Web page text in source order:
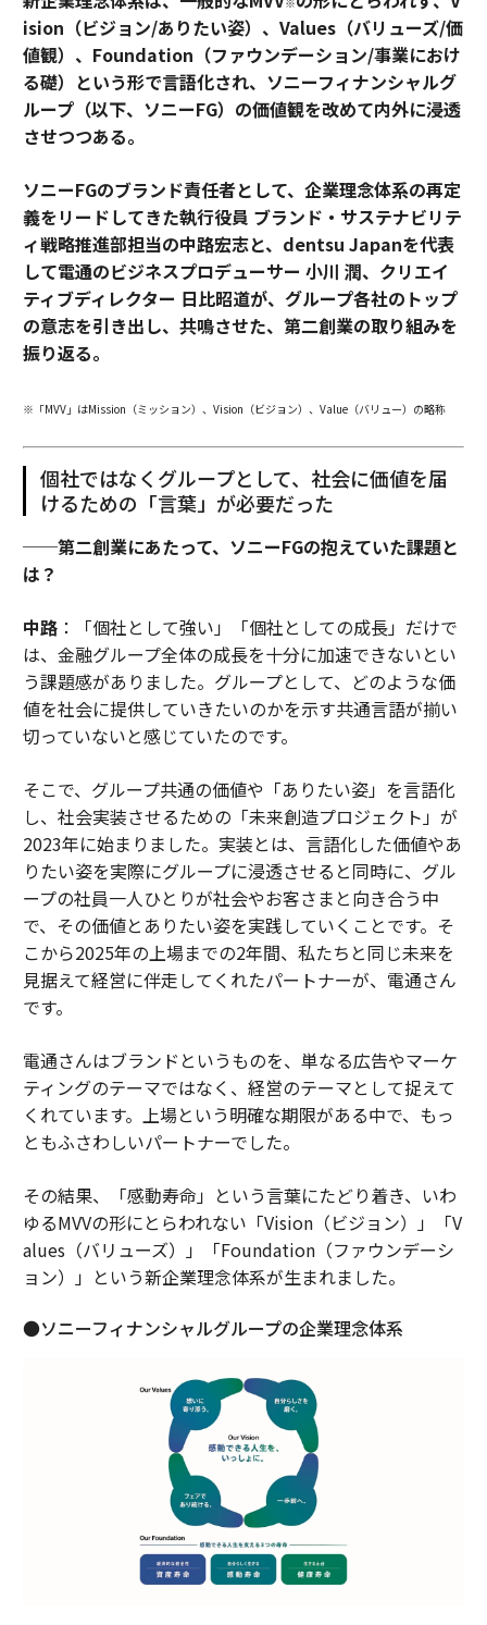
ision（ビジョン/ありたい姿）、Values（バリューズ/価
値観）、Foundation（ファウンデーション/事業におけ
る礎）という形で言語化され、ソニーフィナンシャルグ
ループ（以下、ソニーFG）の価値観を改めて内外に浸透
させつつある。
ソニーFGのブランド責任者として、企業理念体系の再定
義をリードしてきた執行役員 ブランド・サステナビリテ
ィ戦略推進部担当の中路宏志と、dentsu Japanを代表
して電通のビジネスプロデューサー 小川 潤、クリエイ
ティブディレクター 日比昭道が、グループ各社のトップ
の意志を引き出し、共鳴させた、第二創業の取り組みを
振り返る。
※「MVV」はMission（ミッション）、Vision（ビジョン）、Value（バリュー）の略称
個社ではなくグループとして、社会に価値を届
けるための「言葉」が必要だった
──第二創業にあたって、ソニーFGの抱えていた課題と
は？
中路：「個社として強い」「個社としての成長」だけで
は、金融グループ全体の成長を十分に加速できないとい
う課題感がありました。グループとして、どのような価
値を社会に提供していきたいのかを示す共通言語が揃い
切っていないと感じていたのです。
そこで、グループ共通の価値や「ありたい姿」を言語化
し、社会実装させるための「未来創造プロジェクト」が
2023年に始まりました。実装とは、言語化した価値やあ
りたい姿を実際にグループに浸透させると同時に、グル
ープの社員一人ひとりが社会やお客さまと向き合う中
で、その価値とありたい姿を実践していくことです。そ
こから2025年の上場までの2年間、私たちと同じ未来を
見据えて経営に伴走してくれたパートナーが、電通さん
です。
電通さんはブランドというものを、単なる広告やマーケ
ティングのテーマではなく、経営のテーマとして捉えて
くれています。上場という明確な期限がある中で、もっ
ともふさわしいパートナーでした。
その結果、「感動寿命」という言葉にたどり着き、いわ
ゆるMVVの形にとらわれない「Vision（ビジョン）」「V
alues（バリューズ）」「Foundation（ファウンデーシ
ョン）」という新企業理念体系が生まれました。
●ソニーフィナンシャルグループの企業理念体系